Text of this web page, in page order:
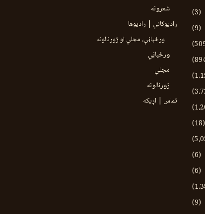
(3)
(9)
(18)
(6)
(6)
(9)
شعرونه
رادیوګانې | رادیوها
ورځپاڼې، مجلې او ژورنالونه
ورځپاڼې
مجلې
ژورنالونه
تماس | اړیکه